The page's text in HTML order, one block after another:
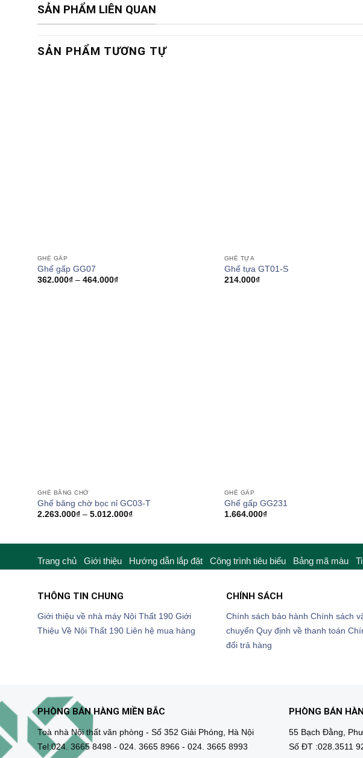
SẢN PHẨM LIÊN QUAN
SẢN PHẨM TƯƠNG TỰ
GHẾ GẤP
Ghế gấp GG07
362.000₫ – 464.000₫Khoảng
GHẾ TỰA
Ghế tựa GT01-S
214.000₫
GHẾ BĂNG CHỜ
Ghế băng chờ bọc nỉ GC03-T
2.263.000₫ – 5.012.000₫Khoảng
đến
GHẾ GẤP
Ghế gấp GG231
1.664.000₫
Trang chủ Giới thiệu Hướng dẫn lắp đặt Công trình tiêu biểu Bảng mã màu
THÔNG TIN CHUNG
Giới thiệu về nhà máy Nội Thất 190 Giới
Thiệu Về Nội Thất 190 Liên hệ mua hàng
CHÍNH SÁCH
Chính sách bảo hành Chính sách
chuyển Quy định về thanh toán
đổi trả hàng
PHÒNG BÁN HÀNG MIỀN BẮC
Toà nhà Nội thất văn phòng - Số 352 Giải Phóng, Hà Nội
Tel:024. 3665 8498 - 024. 3665 8966 - 024. 3665 8993
PHÒNG BÁN
55 Bạch Đằng,
Số ĐT :028.3511